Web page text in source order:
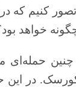
کنیم که
خواهد
چنین حمله‌ای
در این